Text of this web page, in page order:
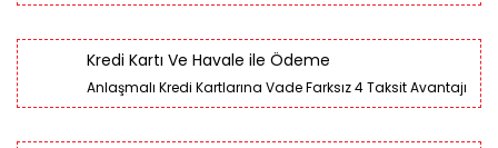
Kredi Kartı Ve Havale ile Ödeme
Anlaşmalı Kredi Kartlarına Vade Farksız 4 Taksit Avantajı